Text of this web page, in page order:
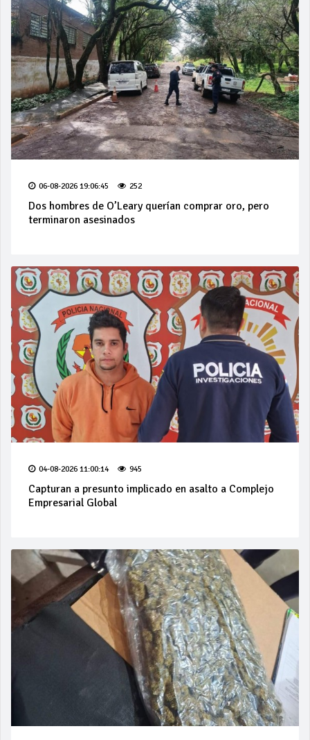
06-08-2026 19:06:45 252
Dos hombres de O’Leary querían comprar oro, pero
terminaron asesinados
04-08-2026 11:00:14 945
Capturan a presunto implicado en asalto a Complejo
Empresarial Global